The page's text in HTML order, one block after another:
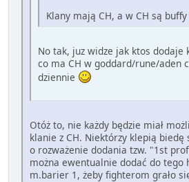
Klany mają CH, a w CH są buffy
No tak, juz widze jak ktos dodaje
co ma CH w goddard/rune/aden
dziennie
Otóż to, nie każdy będzie miał
klanie z CH. Niektórzy klepią biedę
o rozważenie dodania tzw. "1st
można ewentualnie dodać do tego
m.barier 1, żeby fighterom grało